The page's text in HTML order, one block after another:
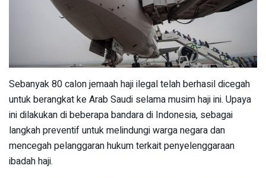
Sebanyak 80 calon jemaah haji ilegal telah berhasil dicegah
untuk berangkat ke Arab Saudi selama musim haji ini. Upaya
ini dilakukan di beberapa bandara di Indonesia, sebagai
langkah preventif untuk melindungi warga negara dan
mencegah pelanggaran hukum terkait penyelenggaraan
ibadah haji.